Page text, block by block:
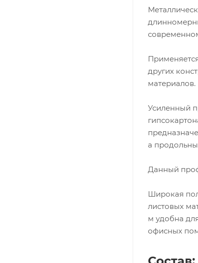
других
материалов.
Усиленный
а
Данный
Широкая
листовых
м удобна
офисных